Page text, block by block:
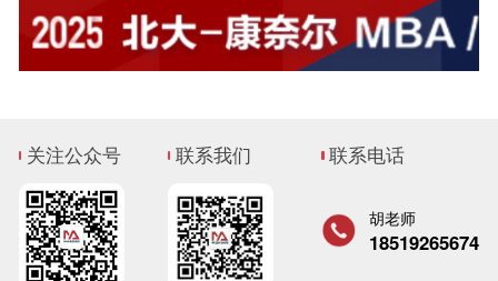
关注公众号 联系我们 联系电话
胡老师
18519265674